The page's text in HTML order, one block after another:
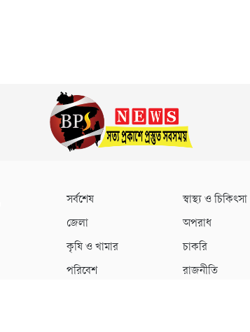
সর্বশেষ স্বাস্থ্য ও চিকিৎসা
জেলা
অপরাধ
কৃষি ও খামার
চাকরি
পরিবেশ
রাজনীতি